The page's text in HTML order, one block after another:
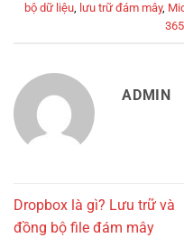
bộ dữ liệu, lưu trữ đám mây,
365
ADMIN
Dropbox là gì? Lưu trữ và
đồng bộ file đám mây